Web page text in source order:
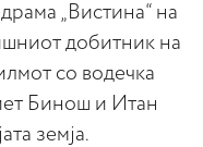
„Вистина“ на
добитник на
со водечка
Бинош и Итан
земја.